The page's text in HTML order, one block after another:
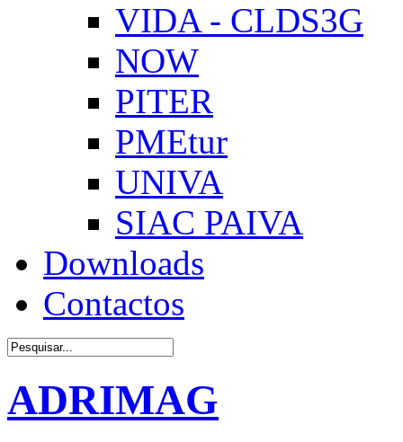
VIDA - CLDS3G
NOW
PITER
PMEtur
UNIVA
SIAC PAIVA
Downloads
Contactos
ADRIMAG